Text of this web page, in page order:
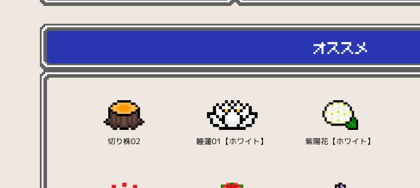
切り株02 睡蓮01【ホワイト】 紫陽花【ホワイト】